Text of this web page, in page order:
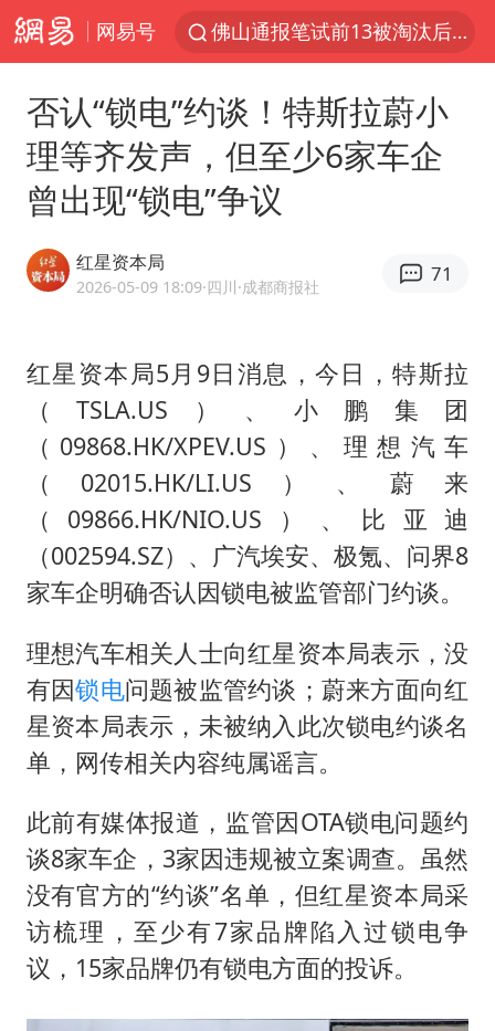
网易号
佛山通报笔试前13被淘汰后5名进体检
台风“白海豚”体型变大！环流面积接近13个浙江那么大
台湾海峡南口北上船舶实施交通管制
国防部：坚决反制任何闹海挑衅图谋
陕西省委书记赶赴柞水县杏坪镇
国防部回应日本试射“战斧”导弹
曝美拒绝乌增购“爱国者”导弹请求
改名后的“青海拉面”店
台风灿鸿未来对中国无影响
东方之约 相约未来
否认“锁电”约谈！特斯拉蔚小
理等齐发声，但至少6家车企
曾出现“锁电”争议
红星资本局
2026-05-09 18:09·四川·成都商报社
71
红星资本局5月9日消息，今日，特斯拉
（TSLA.US）、小鹏集团
（09868.HK/XPEV.US）、理想汽车
（02015.HK/LI.US）、蔚来
（09866.HK/NIO.US）、比亚迪
（002594.SZ）、广汽埃安、极氪、问界8
家车企明确否认因锁电被监管部门约谈。
理想汽车相关人士向红星资本局表示，没
有因锁电问题被监管约谈；蔚来方面向红
星资本局表示，未被纳入此次锁电约谈名
单，网传相关内容纯属谣言。
此前有媒体报道，监管因OTA锁电问题约
谈8家车企，3家因违规被立案调查。虽然
没有官方的“约谈”名单，但红星资本局采
访梳理，至少有7家品牌陷入过锁电争
议，15家品牌仍有锁电方面的投诉。